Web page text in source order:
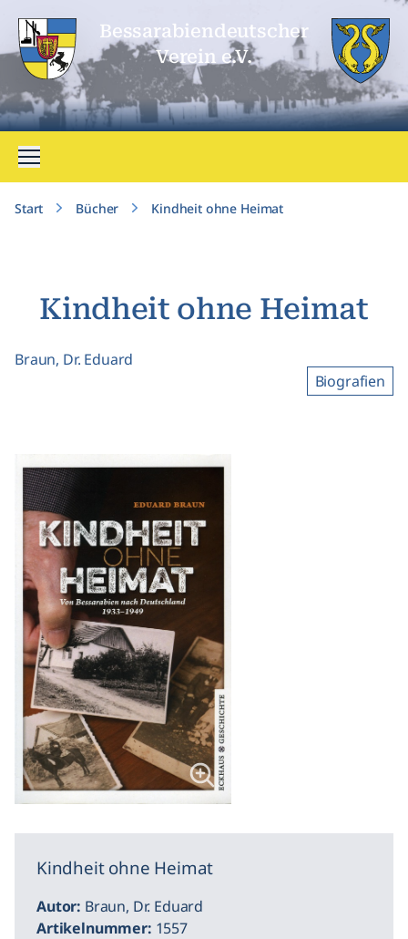
Bessarabien­deutscher
Verein e.V.
Menü öffnen
Start Bücher Kindheit ohne Heimat
Kindheit ohne Heimat
Braun, Dr. Eduard
Biografien
Kindheit ohne Heimat
Autor: Braun, Dr. Eduard
Artikelnummer: 1557